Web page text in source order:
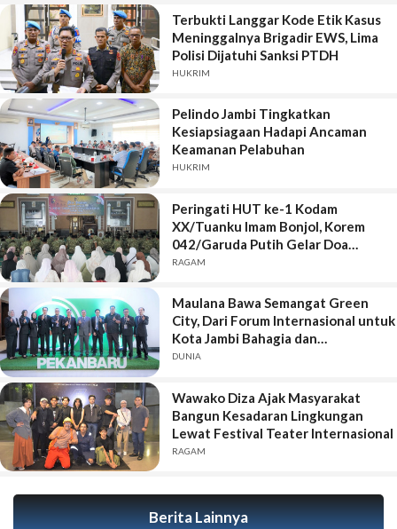
Terbukti Langgar Kode Etik Kasus
Meninggalnya Brigadir EWS, Lima
Polisi Dijatuhi Sanksi PTDH
HUKRIM
Pelindo Jambi Tingkatkan
Kesiapsiagaan Hadapi Ancaman
Keamanan Pelabuhan
HUKRIM
Peringati HUT ke-1 Kodam
XX/Tuanku Imam Bonjol, Korem
042/Garuda Putih Gelar Doa
Bersama
RAGAM
Maulana Bawa Semangat Green
City, Dari Forum Internasional untuk
Kota Jambi Bahagia dan
Berkelanjutan
DUNIA
Wawako Diza Ajak Masyarakat
Bangun Kesadaran Lingkungan
Lewat Festival Teater Internasional
RAGAM
Berita Lainnya